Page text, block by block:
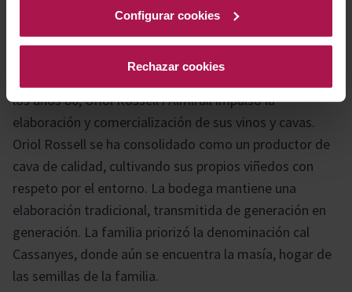
Configurar cookies
Rechazar cookies
remontan a 1497, es una bodega familiar con una rica
historia en el Penedès. La familia expandió sus
los años 80, Oriol Rossell i Almirall impulsó la
elaboración y comercialización de sus vinos y cavas.
Oriol Rossell se ha consolidado como un productor de
cava de calidad, cultivando sus propios viñedos con
respeto por el entorno. La bodega mantiene una
elaboración tradicional, transmitida de generación en
generación. La familia priorizó la denominación cal
Cassanyes, donde aún se encuentra la masía, hogar de
las semillas de la familia.